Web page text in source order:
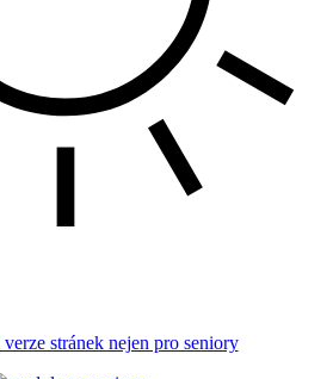
stránek nejen pro seniory